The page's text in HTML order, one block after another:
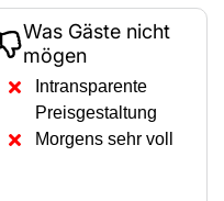
Was Gäste nicht
mögen
Intransparente
Preisgestaltung
Morgens sehr voll